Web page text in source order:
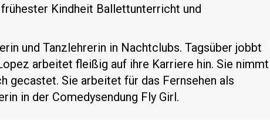
Kindheit Ballettunterricht und
und Tanzlehrerin in Nachtclubs. Tagsüber jobbt
arbeitet fleißig auf ihre Karriere hin. Sie nimmt
gecastet. Sie arbeitet für das Fernsehen als
in der Comedysendung Fly Girl.